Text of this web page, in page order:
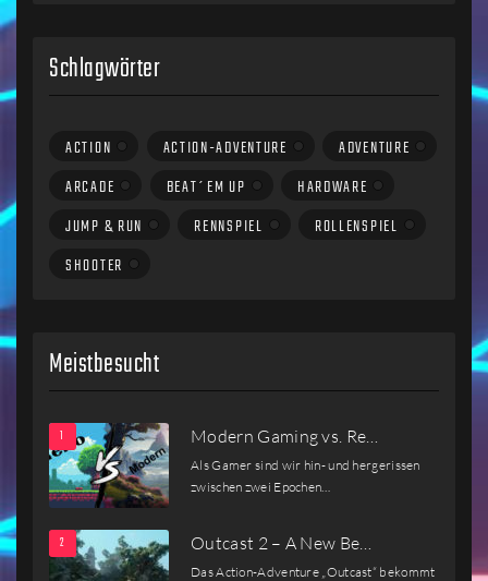
Schlagwörter
ACTION ACTION-ADVENTURE
ADVENTURE
ARCADE
BEAT´EM UP
HARDWARE
JUMP & RUN
RENNSPIEL
ROLLENSPIEL
SHOOTER
Meistbesucht
Modern Gaming vs. Re…
Als Gamer sind wir hin- und hergerissen
zwischen zwei Epochen…
Outcast 2 – A New Be…
Das Action-Adventure „Outcast“ bekommt